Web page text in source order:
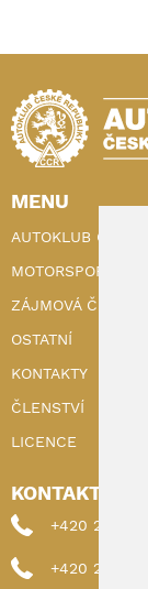
MENU
AUTOKLUB ČR
MOTORSPORT
ZÁJMOVÁ ČINNOST
OSTATNÍ
KONTAKTY
ČLENSTVÍ
LICENCE
KONTAKTY
+420 222
+420 222